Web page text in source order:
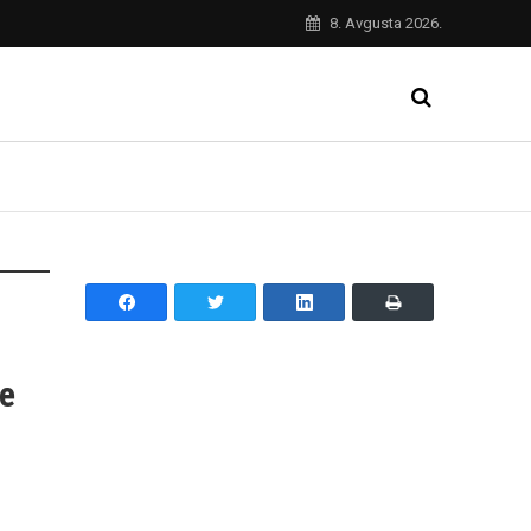
8. Avgusta 2026.